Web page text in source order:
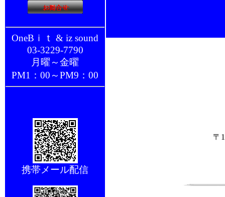
OneBｉｔ & iz sound
03-3229-7790
月曜～金曜
PM1：00～PM9：00
携帯メール配信
〒